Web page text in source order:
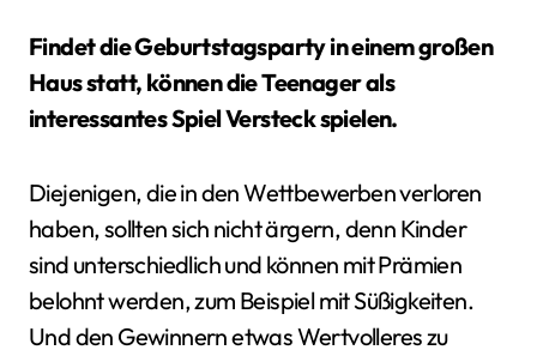
Findet die Geburtstagsparty in einem großen
Haus statt, können die Teenager als
interessantes Spiel Versteck spielen.
Diejenigen, die in den Wettbewerben verloren
haben, sollten sich nicht ärgern, denn Kinder
sind unterschiedlich und können mit Prämien
belohnt werden, zum Beispiel mit Süßigkeiten.
Und den Gewinnern etwas Wertvolleres zu